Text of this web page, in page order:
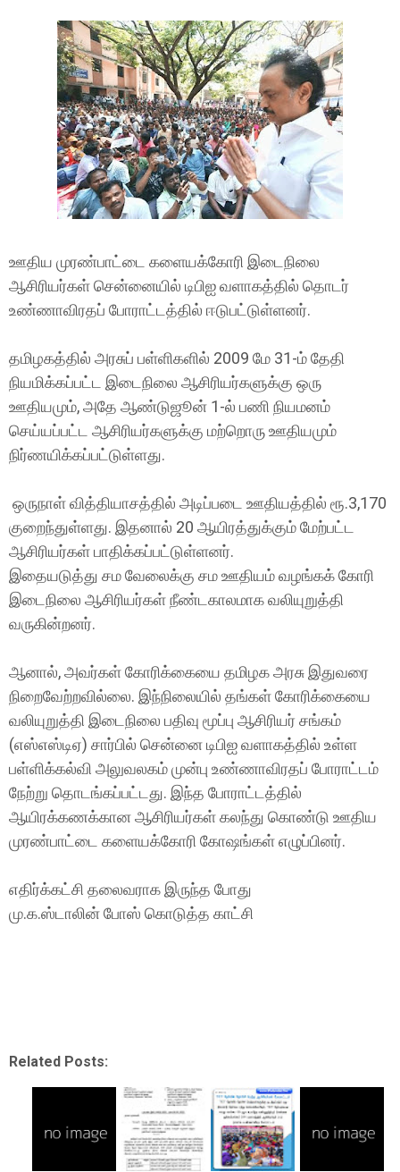
ஊதிய முரண்பாட்டை களையக்கோரி இடைநிலை
ஆசிரியர்கள் சென்னையில் டிபிஐ வளாகத்தில் தொடர்
உண்ணாவிரதப் போராட்டத்தில் ஈடுபட்டுள்ளனர்.
தமிழகத்தில் அரசுப் பள்ளிகளில் 2009 மே 31-ம் தேதி
நியமிக்கப்பட்ட இடைநிலை ஆசிரியர்களுக்கு ஒரு
ஊதியமும், அதே ஆண்டுஜூன் 1-ல் பணி நியமனம்
செய்யப்பட்ட ஆசிரியர்களுக்கு மற்றொரு ஊதியமும்
நிர்ணயிக்கப்பட்டுள்ளது.
ஒருநாள் வித்தியாசத்தில் அடிப்படை ஊதியத்தில் ரூ.3,170
குறைந்துள்ளது. இதனால் 20 ஆயிரத்துக்கும் மேற்பட்ட
ஆசிரியர்கள் பாதிக்கப்பட்டுள்ளனர்.
இதையடுத்து சம வேலைக்கு சம ஊதியம் வழங்கக் கோரி
இடைநிலை ஆசிரியர்கள் நீண்டகாலமாக வலியுறுத்தி
வருகின்றனர்.
ஆனால், அவர்கள் கோரிக்கையை தமிழக அரசு இதுவரை
நிறைவேற்றவில்லை. இந்நிலையில் தங்கள் கோரிக்கையை
வலியுறுத்தி இடைநிலை பதிவு மூப்பு ஆசிரியர் சங்கம்
(எஸ்எஸ்டிஏ) சார்பில் சென்னை டிபிஐ வளாகத்தில் உள்ள
பள்ளிக்கல்வி அலுவலகம் முன்பு உண்ணாவிரதப் போராட்டம்
நேற்று தொடங்கப்பட்டது. இந்த போராட்டத்தில்
ஆயிரக்கணக்கான ஆசிரியர்கள் கலந்து கொண்டு ஊதிய
முரண்பாட்டை களையக்கோரி கோஷங்கள் எழுப்பினர்.
எதிர்க்கட்சி தலைவராக இருந்த போது
மு.க.ஸ்டாலின் போஸ் கொடுத்த காட்சி
Related Posts: